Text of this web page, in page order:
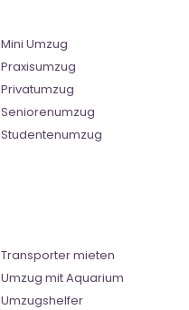
Mini Umzug
Praxisumzug
Privatumzug
Seniorenumzug
Studentenumzug
Transporter mieten
Umzug mit Aquarium
Umzugshelfer